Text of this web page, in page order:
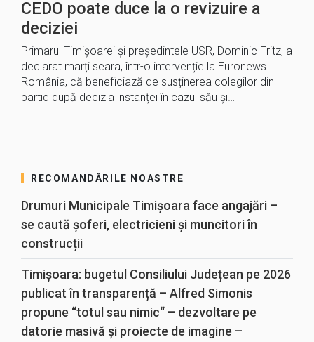
CEDO poate duce la o revizuire a
deciziei
Primarul Timișoarei și președintele USR, Dominic Fritz, a
declarat marți seara, într-o intervenție la Euronews
România, că beneficiază de susținerea colegilor din
partid după decizia instanței în cazul său și…
RECOMANDĂRILE NOASTRE
Drumuri Municipale Timișoara face angajări –
se caută șoferi, electricieni și muncitori în
construcții
Timișoara: bugetul Consiliului Județean pe 2026
publicat în transparență – Alfred Simonis
propune “totul sau nimic“ – dezvoltare pe
datorie masivă și proiecte de imagine –